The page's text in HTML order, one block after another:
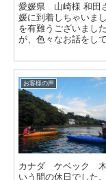
愛媛県 山崎様 和田
媛に到着しちゃいま
を有難うございまし
が、色々なお話をし
お客様の声
カナダ ケベック 木
いう間の休日でした